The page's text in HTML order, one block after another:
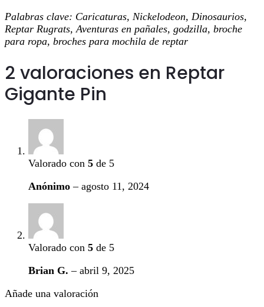
Palabras clave: Caricaturas, Nickelodeon, Dinosaurios,
Reptar Rugrats, Aventuras en pañales, godzilla, broche
para ropa, broches para mochila de reptar
2 valoraciones en Reptar
Gigante Pin
Valorado con 5 de 5
Anónimo– agosto 11, 2024
Valorado con 5 de 5
Brian G.– abril 9, 2025
Añade una valoración